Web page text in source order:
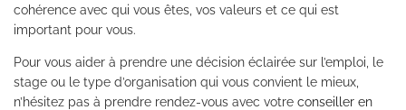
cohérence avec qui vous êtes, vos valeurs et ce qui est
important pour vous.
Pour vous aider à prendre une décision éclairée sur l’emploi, le
stage ou le type d’organisation qui vous convient le mieux,
n’hésitez pas à prendre rendez-vous avec votre conseiller en